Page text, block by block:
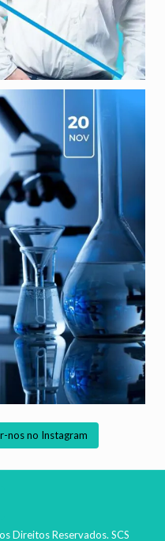
nos no Instagram
Direitos Reservados. SCS